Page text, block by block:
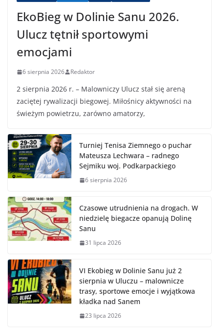
EkoBieg w Dolinie Sanu 2026.
Ulucz tętnił sportowymi
emocjami
6 sierpnia 2026 Redaktor
2 sierpnia 2026 r. – Malowniczy Ulucz stał się areną
zaciętej rywalizacji biegowej. Miłośnicy aktywności na
świeżym powietrzu, zarówno amatorzy,
Turniej Tenisa Ziemnego o puchar
Mateusza Lechwara – radnego
Sejmiku woj. Podkarpackiego
6 sierpnia 2026
Czasowe utrudnienia na drogach. W
niedzielę biegacze opanują Dolinę
Sanu
31 lipca 2026
VI Ekobieg w Dolinie Sanu już 2
sierpnia w Uluczu – malownicze
trasy, sportowe emocje i wyjątkowa
kładka nad Sanem
23 lipca 2026